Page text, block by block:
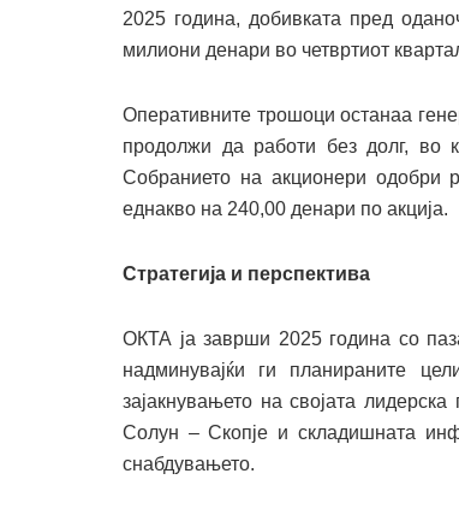
2025 година, добивката пред
милиони денари во четвртиот
Оперативните трошоци останаа
продолжи да работи без долг, во
Собранието на акционери одобри
еднакво на 240,00 денари по акција.
Стратегија и перспектива
ОКТА ја заврши 2025 година со
надминувајќи ги планираните
зајакнувањето на својата
Солун – Скопје и складишната
снабдувањето.